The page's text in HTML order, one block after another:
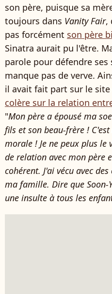
son père, puisque sa
toujours dans Vanity Fair,
pas forcément son père
Sinatra aurait pu l'être.
parole pour défendre
manque pas de verve.
il avait fait part sur le site
colère sur la relation
"Mon père a épousé ma
fils et son beau-frère !
morale ! Je ne peux plus le
de relation avec mon père
cohérent. J'ai vécu avec
ma famille. Dire que
une insulte à tous les